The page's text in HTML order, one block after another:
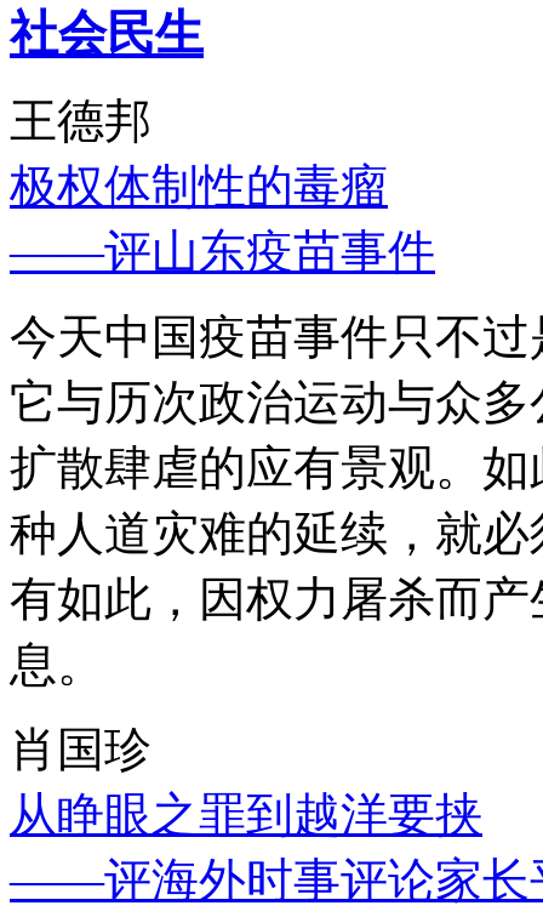
社会民生
王德邦
极权体制性的毒瘤
——评山东疫苗事件
今天中国疫苗事件只不
它与历次政治运动与众
扩散肆虐的应有景观。
种人道灾难的延续，就
有如此，因权力屠杀而
息。
肖国珍
从睁眼之罪到越洋要挟
——评海外时事评论家长